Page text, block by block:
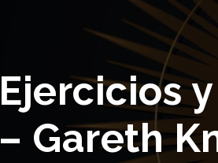
Ejercicios
– Gareth